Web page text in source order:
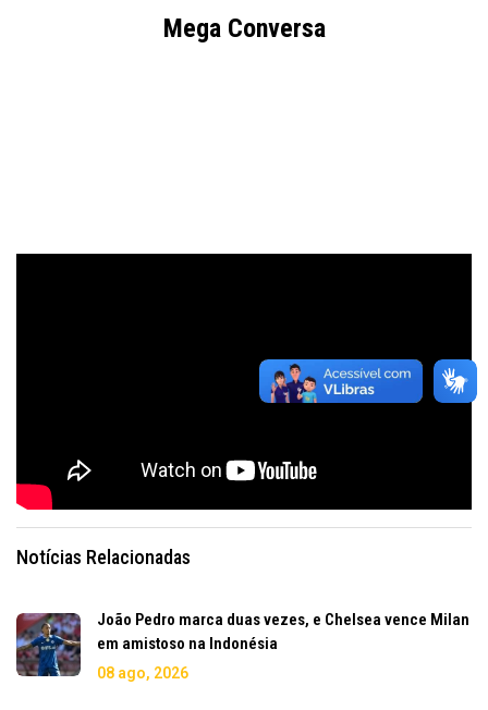
Mega Conversa
Notícias Relacionadas
João Pedro marca duas vezes, e Chelsea vence Milan
em amistoso na Indonésia
08 ago, 2026